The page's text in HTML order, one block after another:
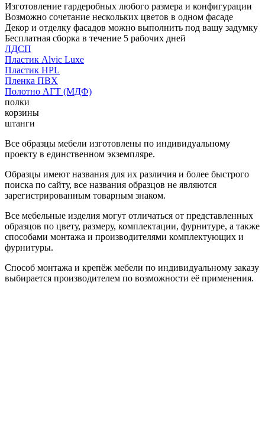
Изготовление гардеробных любого размера и конфигурации
Возможно сочетание нескольких цветов в одном фасаде
Декор и отделку фасадов можно выполнить под вашу задумку
Бесплатная сборка в течение 5 рабочих дней
ЛДСП
Пластик Alvic Luxe
Пластик HPL
Пленка ПВХ
Полотно АГТ (МДФ)
полки
корзины
штанги
Все образцы мебели изготовлены по индивидуальному
проекту в единственном экземпляре.
Образцы имеют названия для их различия и более быстрого
поиска по сайту, все названия образцов не являются
зарегистрированным товарным знаком.
Все мебельные изделия могут отличаться от представленных
образцов по цвету, размеру, комплектации, фурнитуре, а также
способами монтажа и производителями комплектующих и
фурнитуры.
Способ монтажа и крепёж мебели по индивидуальному заказу
выбирается производителем по возможности её применения.